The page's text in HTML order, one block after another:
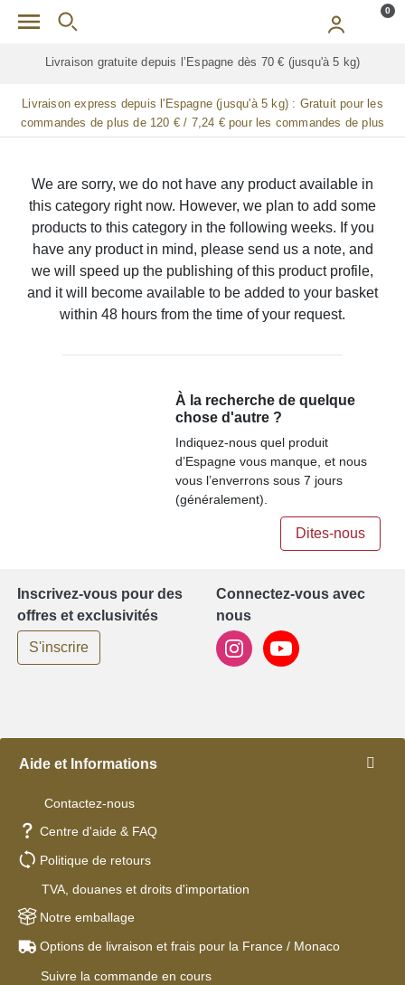
Skip to main content 0
Livraison gratuite depuis l’Espagne dès 70 € (jusqu'à 5 kg)
Livraison express depuis l'Espagne (jusqu'à 5 kg) : Gratuit pour les
commandes de plus de 120 € / 7,24 € pour les commandes de plus
de 90 € / 14,48 € pour les commandes de plus de 60 € / 21,72 € pour
We are sorry, we do not have any product available in
this category right now. However, we plan to add some
products to this category in the following weeks. If you
have any product in mind, please send us a note, and
we will speed up the publishing of this product profile,
and it will become available to be added to your basket
within 48 hours from the time of your request.
À la recherche de quelque
chose d'autre ?
Indiquez-nous quel produit
d’Espagne vous manque, et nous
vous l’enverrons sous 7 jours
(généralement).
Dites-nous
Inscrivez-vous pour des
offres et exclusivités
S'inscrire
Connectez-vous avec
nous
Aide et Informations
Contactez-nous
Centre d'aide & FAQ
Politique de retours
TVA, douanes et droits d'importation
Notre emballage
Options de livraison et frais pour la France / Monaco
Suivre la commande en cours